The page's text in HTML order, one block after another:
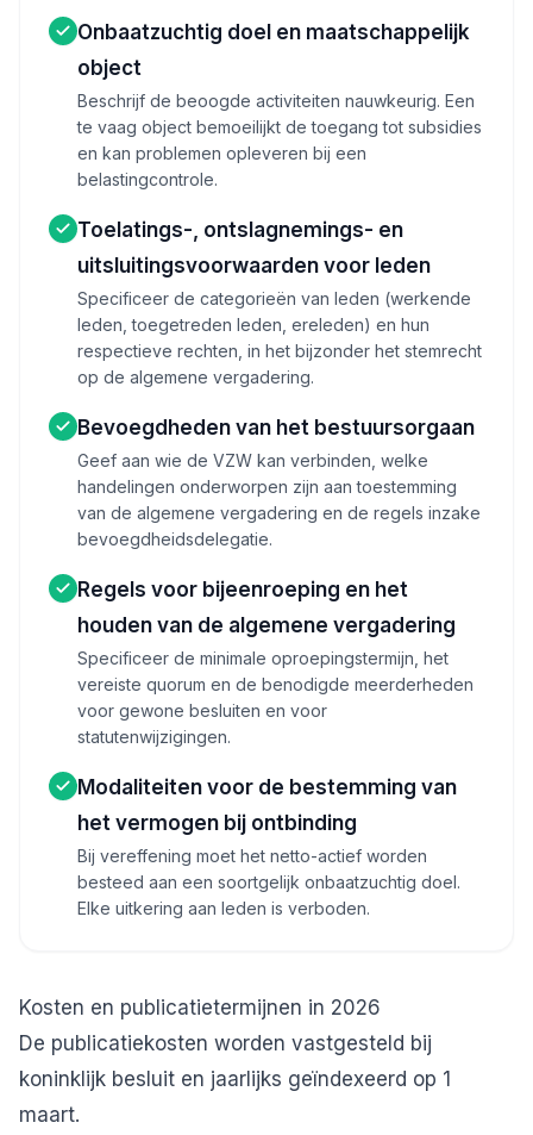
Onbaatzuchtig doel en maatschappelijk
object
Beschrijf de beoogde activiteiten nauwkeurig. Een
te vaag object bemoeilijkt de toegang tot subsidies
en kan problemen opleveren bij een
belastingcontrole.
Toelatings-, ontslagnemings- en
uitsluitingsvoorwaarden voor leden
Specificeer de categorieën van leden (werkende
leden, toegetreden leden, ereleden) en hun
respectieve rechten, in het bijzonder het stemrecht
op de algemene vergadering.
Bevoegdheden van het bestuursorgaan
Geef aan wie de VZW kan verbinden, welke
handelingen onderworpen zijn aan toestemming
van de algemene vergadering en de regels inzake
bevoegdheidsdelegatie.
Regels voor bijeenroeping en het
houden van de algemene vergadering
Specificeer de minimale oproepingstermijn, het
vereiste quorum en de benodigde meerderheden
voor gewone besluiten en voor
statutenwijzigingen.
Modaliteiten voor de bestemming van
het vermogen bij ontbinding
Bij vereffening moet het netto-actief worden
besteed aan een soortgelijk onbaatzuchtig doel.
Elke uitkering aan leden is verboden.
Kosten en publicatietermijnen in 2026
De publicatiekosten worden vastgesteld bij
koninklijk besluit en jaarlijks geïndexeerd op 1
maart.